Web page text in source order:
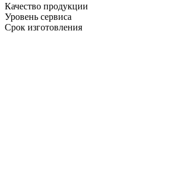
Качество продукции
Уровень сервиса
Срок изготовления